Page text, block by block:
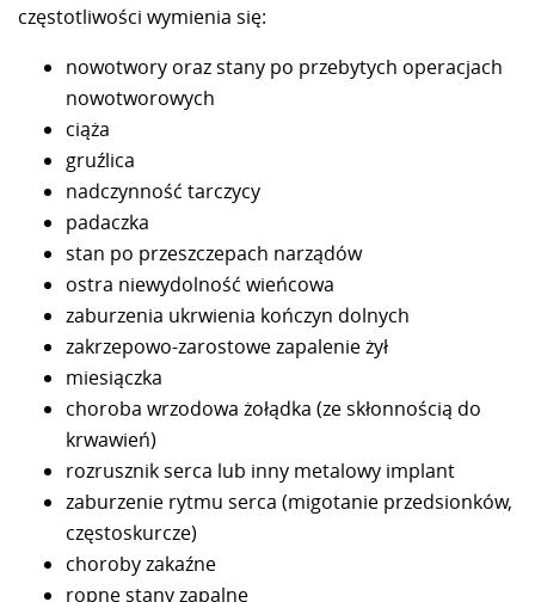
częstotliwości wymienia się:
nowotwory oraz stany po przebytych operacjach
nowotworowych
ciąża
gruźlica
nadczynność tarczycy
padaczka
stan po przeszczepach narządów
ostra niewydolność wieńcowa
zaburzenia ukrwienia kończyn dolnych
zakrzepowo-zarostowe zapalenie żył
miesiączka
choroba wrzodowa żołądka (ze skłonnością do
krwawień)
rozrusznik serca lub inny metalowy implant
zaburzenie rytmu serca (migotanie przedsionków,
częstoskurcze)
choroby zakaźne
ropne stany zapalne